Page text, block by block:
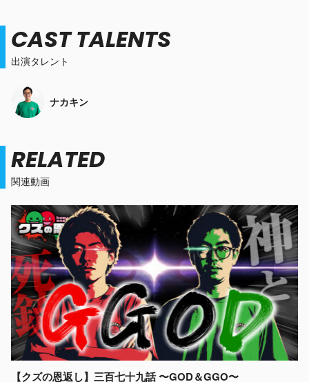
出演タレント
CAST TALENTS
ナカキン
関連動画
RELATED
【クズの恩返し】三百七十九話 〜GOD＆GGO〜